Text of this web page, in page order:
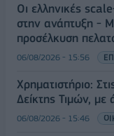
Οι ελληνικές
στην ανάπτυξη -
προσέλκυση
06/08/2026 - 15:56
Χρηματιστήριο:
Δείκτης Τιμών,
06/08/2026 - 15:46